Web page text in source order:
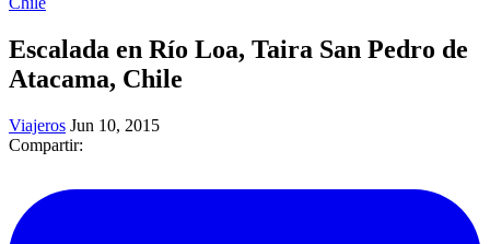
Escalada en Río Loa, Taira San Pedro de
Atacama, Chile
Viajeros Jun 10, 2015
Compartir: